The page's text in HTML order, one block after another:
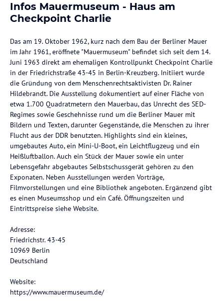
Infos Mauermuseum - Haus am
Checkpoint Charlie
Das am 19. Oktober 1962, kurz nach dem Bau der Berliner Mauer
im Jahr 1961, eröffnete "Mauermuseum" befindet sich seit dem 14.
Juni 1963 direkt am ehemaligen Kontrollpunkt Checkpoint Charlie
in der Friedrichstraße 43-45 in Berlin-Kreuzberg. Initiiert wurde
die Gründung von dem Menschenrechtsaktivisten Dr. Rainer
Hildebrandt. Die Ausstellung dokumentiert auf einer Fläche von
etwa 1.700 Quadratmetern den Mauerbau, das Unrecht des SED-
Regimes sowie Geschehnisse rund um die Berliner Mauer mit
Bildern und Texten, darunter Gegenstände, die Menschen zu ihrer
Flucht aus der DDR benutzten. Highlights sind ein kleines,
umgebautes Auto, ein Mini-U-Boot, ein Leichtflugzeug und ein
Heißluftballon. Auch ein Stück der Mauer sowie ein unter
Lebensgefahr abgebautes Selbstschussgerät gehören zu den
Exponaten. Neben Ausstellungen werden Vorträge,
Filmvorstellungen und eine Bibliothek angeboten. Ergänzend gibt
es einen Museumsshop und ein Café. Öffnungszeiten und
Eintrittspreise siehe Website.
Adresse:
Friedrichstr. 43-45
10969 Berlin
Deutschland
Website:
https://www.mauermuseum.de/